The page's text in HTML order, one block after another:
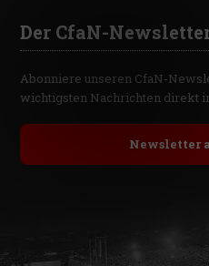
Der CfaN-
Abonniere unseren CfaN-
wichtigsten Nachrichten direkt
Newsletter